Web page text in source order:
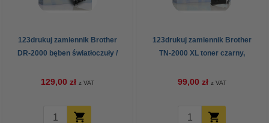
123drukuj zamiennik Brother
DR-2000 bęben światłoczuły /
129,00 zł z VAT
123drukuj zamiennik Brother
TN-2000 XL toner czarny,
99,00 zł z VAT